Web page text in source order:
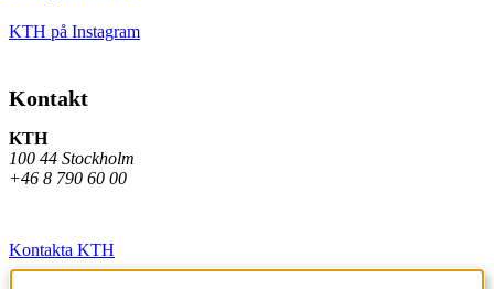
KTH på Instagram
Kontakt
KTH
100 44 Stockholm
+46 8 790 60 00
Kontakta KTH